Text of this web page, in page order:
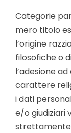
Categorie
mero titolo
l’origine
filosofiche o
l’adesione
carattere
i dati
e/o giudiziari
strettamente